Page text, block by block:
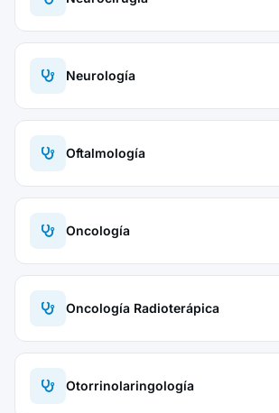
Neurología
Oftalmología
Oncología
Oncología Radioterápica
Otorrinolaringología